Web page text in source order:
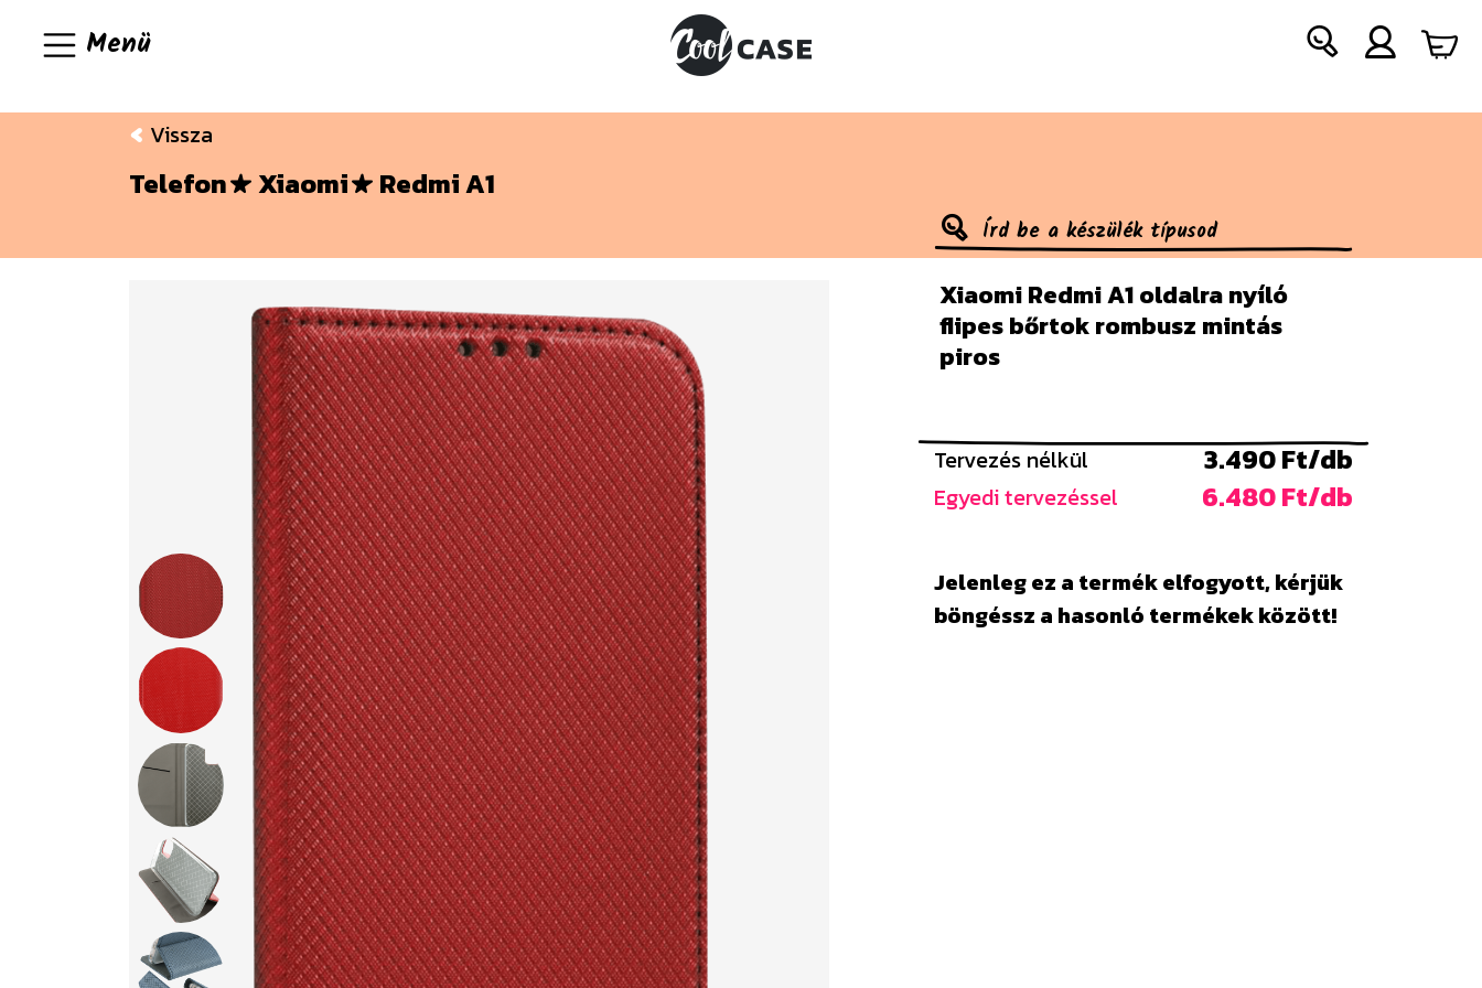
Menü
Vissza
Telefon Xiaomi Redmi A1
Xiaomi Redmi A1 oldalra nyíló
flipes bőrtok rombusz mintás
piros
Tervezés nélkül 3.490 Ft/db
Egyedi tervezéssel 6.480 Ft/db
Jelenleg ez a termék elfogyott, kérjük
böngéssz a hasonló termékek között!